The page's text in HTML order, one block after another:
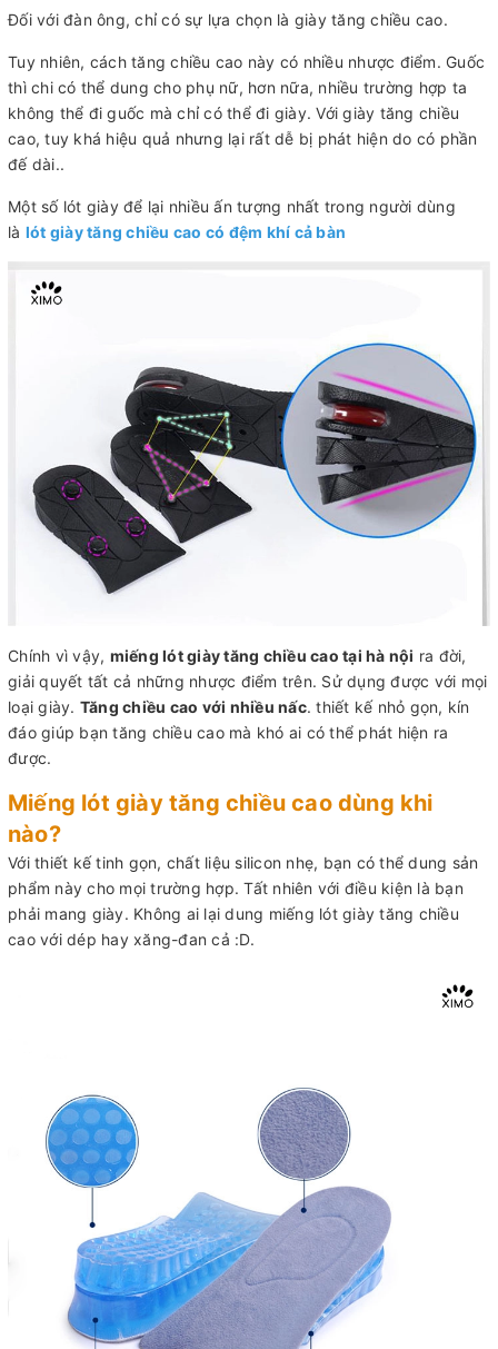
Đối với đàn ông, chỉ có sự lựa chọn là giày tăng chiều cao.
Tuy nhiên, cách tăng chiều cao này có nhiều nhược điểm. Guốc
thì chi có thể dung cho phụ nữ, hơn nữa, nhiều trường hợp ta
không thể đi guốc mà chỉ có thể đi giày. Với giày tăng chiều
cao, tuy khá hiệu quả nhưng lại rất dễ bị phát hiện do có phần
đế dài..
Một số lót giày để lại nhiều ấn tượng nhất trong người dùng
là lót giày tăng chiều cao có đệm khí cả bàn
Chính vì vậy, miếng lót giày tăng chiều cao tại hà nội ra đời,
giải quyết tất cả những nhược điểm trên. Sử dụng được với mọi
loại giày. Tăng chiều cao với nhiều nấc. thiết kế nhỏ gọn, kín
đáo giúp bạn tăng chiều cao mà khó ai có thể phát hiện ra
được.
Miếng lót giày tăng chiều cao dùng khi
nào?
Với thiết kế tinh gọn, chất liệu silicon nhẹ, bạn có thể dung sản
phẩm này cho mọi trường hợp. Tất nhiên với điều kiện là bạn
phải mang giày. Không ai lại dung miếng lót giày tăng chiều
cao với dép hay xăng-đan cả :D.